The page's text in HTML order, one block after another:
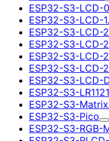
ESP32-S3-LCD-
ESP32-S3-LCD-
ESP32-S3-LCD-2
ESP32-S3-LCD-
ESP32-S3-LCD-
ESP32-S3-LCD-
ESP32-S3-LCD-
ESP32-S3-
ESP32-S3-Matrix
ESP32-S3-Pico
ESP32-S3-RGB-